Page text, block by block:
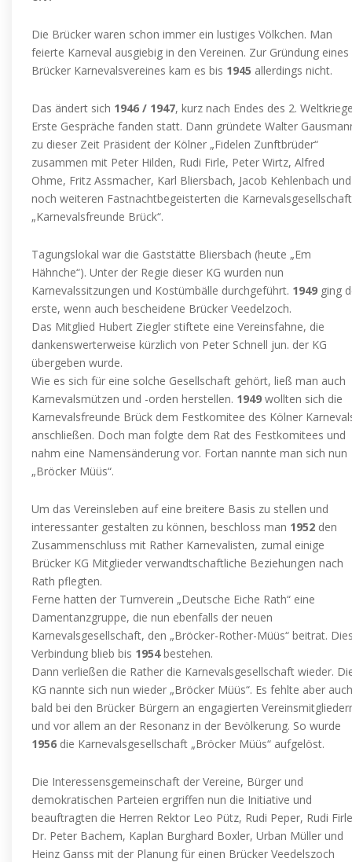
Die Brücker waren schon immer ein lustiges Völkchen. Man
feierte Karneval ausgiebig in den Vereinen. Zur Gründung eines
Brücker Karnevalsvereines kam es bis 1945 allerdings nicht.
Das ändert sich 1946 / 1947, kurz nach Endes des 2.
Erste Gespräche fanden statt. Dann gründete Walter
zu dieser Zeit Präsident der Kölner „Fidelen Zunftbrüder“
zusammen mit Peter Hilden, Rudi Firle, Peter Wirtz, Alfred
Ohme, Fritz Assmacher, Karl Bliersbach, Jacob Kehlenbach und
noch weiteren Fastnachtbegeisterten die Karnevalsgesellschaft
„Karnevalsfreunde Brück“.
Tagungslokal war die Gaststätte Bliersbach (heute „Em
Hähnche“). Unter der Regie dieser KG wurden nun
Karnevalssitzungen und Kostümbälle durchgeführt. 1949 ging
erste, wenn auch bescheidene Brücker Veedelzoch.
Das Mitglied Hubert Ziegler stiftete eine Vereinsfahne, die
dankenswerterweise kürzlich von Peter Schnell jun. der KG
übergeben wurde.
Wie es sich für eine solche Gesellschaft gehört, ließ man auch
Karnevalsmützen und -orden herstellen. 1949 wollten sich die
Karnevalsfreunde Brück dem Festkomitee des Kölner
anschließen. Doch man folgte dem Rat des Festkomitees und
nahm eine Namensänderung vor. Fortan nannte man sich nun
„Bröcker Müüs“.
Um das Vereinsleben auf eine breitere Basis zu stellen und
interessanter gestalten zu können, beschloss man 1952 den
Zusammenschluss mit Rather Karnevalisten, zumal einige
Brücker KG Mitglieder verwandtschaftliche Beziehungen nach
Rath pflegten.
Ferne hatten der Turnverein „Deutsche Eiche Rath“ eine
Damentanzgruppe, die nun ebenfalls der neuen
Karnevalsgesellschaft, den „Bröcker-Rother-Müüs“ beitrat.
Verbindung blieb bis 1954bestehen.
Dann verließen die Rather die Karnevalsgesellschaft wieder.
KG nannte sich nun wieder „Bröcker Müüs“. Es fehlte aber auch
bald bei den Brücker Bürgern an engagierten
und vor allem an der Resonanz in der Bevölkerung. So wurde
1956 die Karnevalsgesellschaft „Bröcker Müüs“ aufgelöst.
Die Interessensgemeinschaft der Vereine, Bürger und
demokratischen Parteien ergriffen nun die Initiative und
beauftragten die Herren Rektor Leo Pütz, Rudi Peper, Rudi
Dr. Peter Bachem, Kaplan Burghard Boxler, Urban Müller und
Heinz Ganss mit der Planung für einen Brücker Veedelszoch